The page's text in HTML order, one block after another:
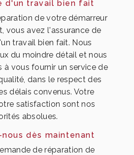
d'un travail bien fait
de votre démarreur
vous avez l'assurance de
travail bien fait. Nous
du moindre détail et nous
à vous fournir un service de
dans le respect des
délais convenus. Votre
satisfaction sont nos
absolues.
dès maintenant
de réparation de